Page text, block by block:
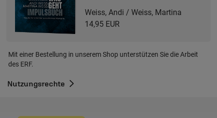
Weiss, Andi / Weiss, Martina
14,95 EUR
Mit einer Bestellung in unserem Shop unterstützen Sie die Arbeit
des ERF.
Nutzungsrechte